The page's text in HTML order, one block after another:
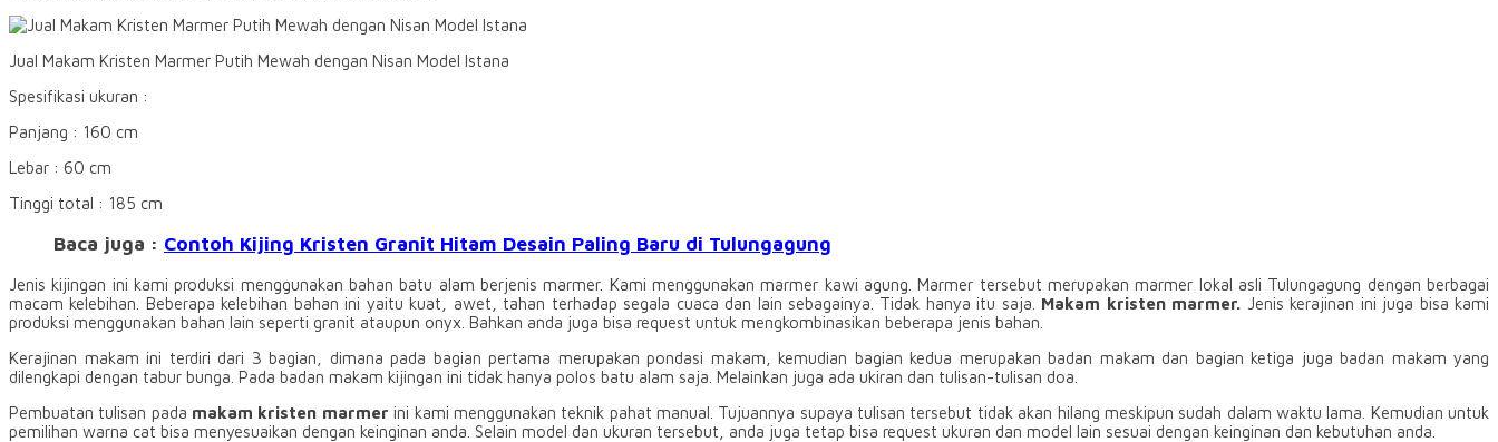
Jual Makam Kristen Marmer Putih Mewah dengan Nisan Model Istana
Spesifikasi ukuran :
Panjang : 160 cm
Lebar : 60 cm
Tinggi total : 185 cm
Baca juga : Contoh Kijing Kristen Granit Hitam Desain Paling Baru di Tulungagung
Jenis kijingan ini kami produksi menggunakan bahan batu alam berjenis marmer. Kami menggunakan marmer kawi agung. Marmer tersebut merupakan marmer lokal asli Tulungagung dengan berbagai
macam kelebihan. Beberapa kelebihan bahan ini yaitu kuat, awet, tahan terhadap segala cuaca dan lain sebagainya. Tidak hanya itu saja. Makam kristen marmer. Jenis kerajinan ini juga bisa kami
produksi menggunakan bahan lain seperti granit ataupun onyx. Bahkan anda juga bisa request untuk mengkombinasikan beberapa jenis bahan.
Kerajinan makam ini terdiri dari 3 bagian, dimana pada bagian pertama merupakan pondasi makam, kemudian bagian kedua merupakan badan makam dan bagian ketiga juga badan makam yang
dilengkapi dengan tabur bunga. Pada badan makam kijingan ini tidak hanya polos batu alam saja. Melainkan juga ada ukiran dan tulisan-tulisan doa.
Pembuatan tulisan pada makam kristen marmerini kami menggunakan teknik pahat manual. Tujuannya supaya tulisan tersebut tidak akan hilang meskipun sudah dalam waktu lama. Kemudian untuk
pemilihan warna cat bisa menyesuaikan dengan keinginan anda. Selain model dan ukuran tersebut, anda juga tetap bisa request ukuran dan model lain sesuai dengan keinginan dan kebutuhan anda.